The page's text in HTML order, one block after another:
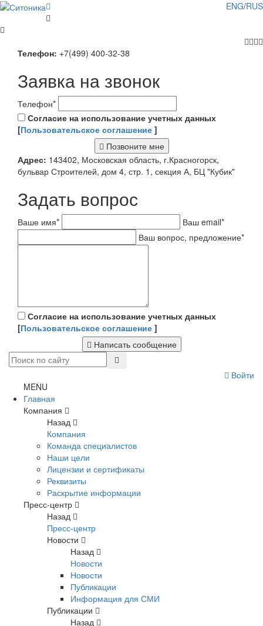
ENG/RUS
Телефон: +7(499) 400-32-38
Заявка на звонок
Телефон*
Согласие на использование учетных данных
[Пользовательское соглашение ]
Позвоните мне
Адрес: 143402, Московская область, г.Красногорск,
бульвар Строителей, дом 4, стр. 1, секция А, БЦ "Кубик"
Задать вопрос
Ваше имя* Ваш email*
Ваш вопрос, предложение*
Согласие на использование учетных данных
[Пользовательское соглашение ]
Написать сообщение
Войти
MENU
Главная
Компания
Назад
Компания
Команда специалистов
Наши цели
Лицензии и сертификаты
Реквизиты
Раскрытие информации
Пресс-центр
Назад
Пресс-центр
Новости
Назад
Новости
Новости
Публикации
Информация для СМИ
Публикации
Назад